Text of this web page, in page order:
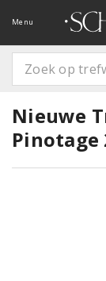
Menu
Nieuwe
Pinotage